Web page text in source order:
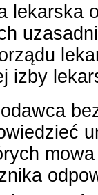
lekarska
izby